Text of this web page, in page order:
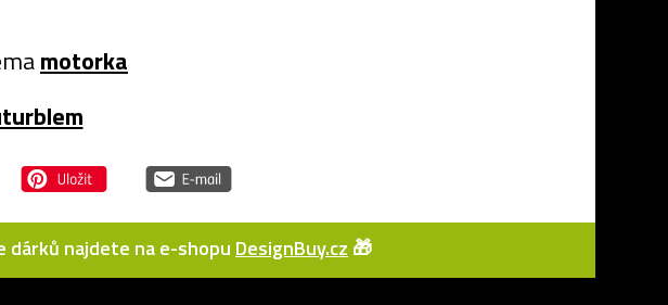
motorka
najdete na e-shopu DesignBuy.cz 🎁